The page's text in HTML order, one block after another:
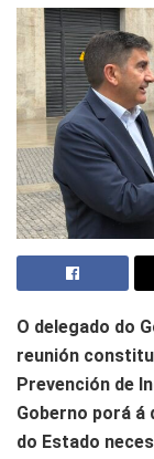
O delegado do
reunión
Prevención de
Goberno porá á
do Estado